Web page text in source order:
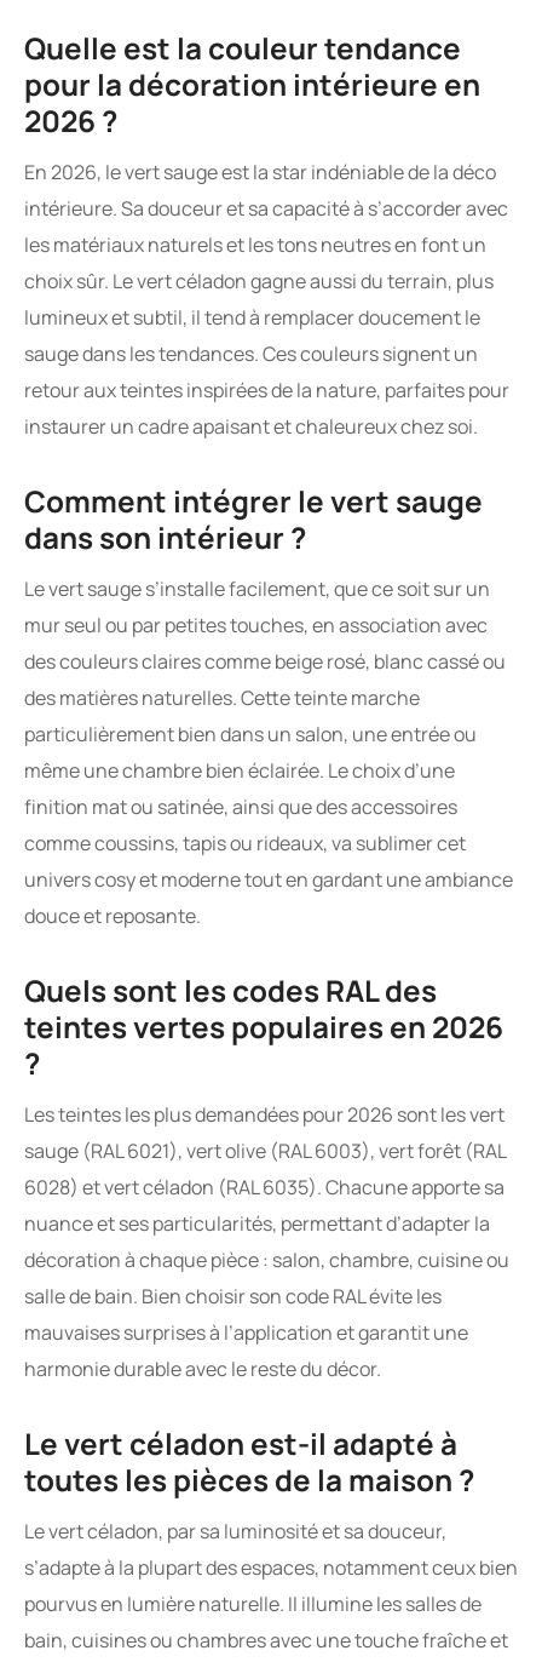
Quelle est la couleur tendance
pour la décoration intérieure en
2026 ?
En 2026, le vert sauge est la star indéniable de la déco
intérieure. Sa douceur et sa capacité à s’accorder avec
les matériaux naturels et les tons neutres en font un
choix sûr. Le vert céladon gagne aussi du terrain, plus
lumineux et subtil, il tend à remplacer doucement le
sauge dans les tendances. Ces couleurs signent un
retour aux teintes inspirées de la nature, parfaites pour
instaurer un cadre apaisant et chaleureux chez soi.
Comment intégrer le vert sauge
dans son intérieur ?
Le vert sauge s’installe facilement, que ce soit sur un
mur seul ou par petites touches, en association avec
des couleurs claires comme beige rosé, blanc cassé ou
des matières naturelles. Cette teinte marche
particulièrement bien dans un salon, une entrée ou
même une chambre bien éclairée. Le choix d’une
finition mat ou satinée, ainsi que des accessoires
comme coussins, tapis ou rideaux, va sublimer cet
univers cosy et moderne tout en gardant une ambiance
douce et reposante.
Quels sont les codes RAL des
teintes vertes populaires en 2026
?
Les teintes les plus demandées pour 2026 sont les vert
sauge (RAL 6021), vert olive (RAL 6003), vert forêt (RAL
6028) et vert céladon (RAL 6035). Chacune apporte sa
nuance et ses particularités, permettant d’adapter la
décoration à chaque pièce : salon, chambre, cuisine ou
salle de bain. Bien choisir son code RAL évite les
mauvaises surprises à l’application et garantit une
harmonie durable avec le reste du décor.
Le vert céladon est-il adapté à
toutes les pièces de la maison ?
Le vert céladon, par sa luminosité et sa douceur,
s’adapte à la plupart des espaces, notamment ceux bien
pourvus en lumière naturelle. Il illumine les salles de
bain, cuisines ou chambres avec une touche fraîche et